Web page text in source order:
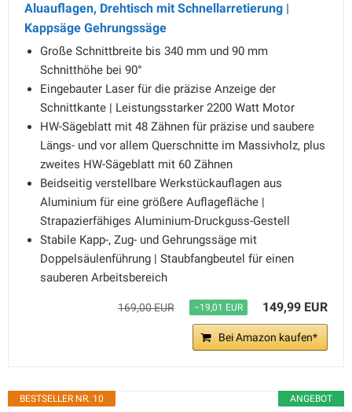
Aluauflagen, Drehtisch mit Schnellarretierung |
Kappsäge Gehrungssäge
Große Schnittbreite bis 340 mm und 90 mm
Schnitthöhe bei 90°
Eingebauter Laser für die präzise Anzeige der
Schnittkante | Leistungsstarker 2200 Watt Motor
HW-Sägeblatt mit 48 Zähnen für präzise und saubere
Längs- und vor allem Querschnitte im Massivholz, plus
zweites HW-Sägeblatt mit 60 Zähnen
Beidseitig verstellbare Werkstückauflagen aus
Aluminium für eine größere Auflagefläche |
Strapazierfähiges Aluminium-Druckguss-Gestell
Stabile Kapp-, Zug- und Gehrungssäge mit
Doppelsäulenführung | Staubfangbeutel für einen
sauberen Arbeitsbereich
169,00 EUR −19,01 EUR 149,99 EUR
Bei Amazon kaufen*
ANGEBOT
BESTSELLER NR. 10